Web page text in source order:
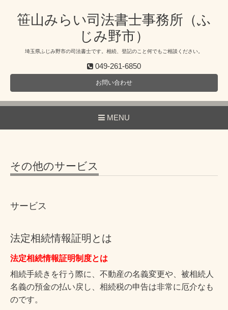
笹山みらい司法書士事務所（ふ
じみ野市）
埼玉県ふじみ野市の司法書士です。相続、登記のこと何でもご相談ください。
049-261-6850
お問い合わせ
MENU
その他のサービス
サービス
法定相続情報証明とは
法定相続情報証明制度とは
相続手続きを行う際に、不動産の名義変更や、被相続人
名義の預金の払い戻し、相続税の申告は非常に厄介なも
のです。